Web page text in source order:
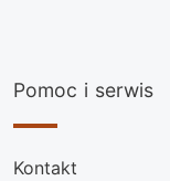
Pomoc i serwis
Kontakt